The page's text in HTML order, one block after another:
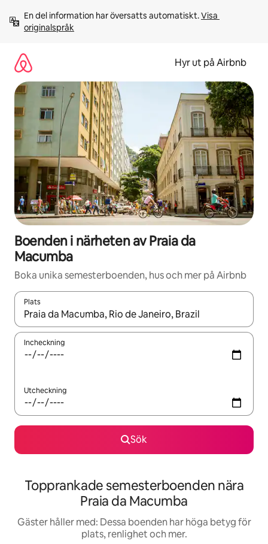
innehåll
En del information har översatts automatiskt. Visa
originalspråk
Hyr ut på Airbnb
Boenden i närheten av Praia da
Macumba
Boka unika semesterboenden, hus och mer på Airbnb
Plats
När resultaten är tillgängliga kan du navigera med upp- och
Incheckning
Utcheckning
Sök
Topprankade semesterboenden nära
Praia da Macumba
Gäster håller med: Dessa boenden har höga betyg för
plats, renlighet och mer.